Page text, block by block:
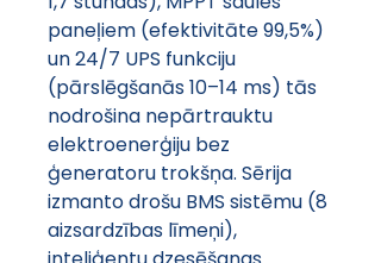
paneļiem (efektivitāte 99,5%)
un 24/7 UPS funkciju
(pārslēgšanās 10–14 ms) tās
nodrošina nepārtrauktu
elektroenerģiju bez
ģeneratoru trokšņa. Sērija
izmanto drošu BMS sistēmu (8
aizsardzības līmeņi),